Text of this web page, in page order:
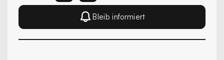
Bleib informiert